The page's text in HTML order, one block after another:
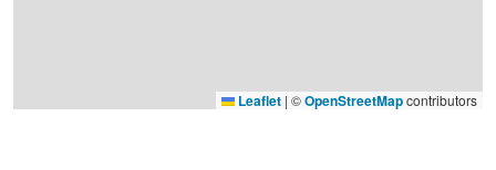
Leaflet | ©OpenStreetMapcontributors